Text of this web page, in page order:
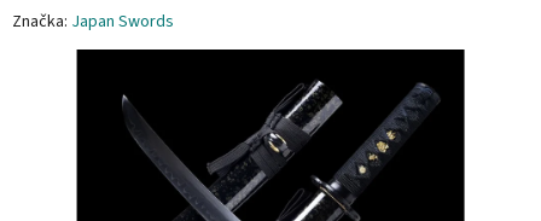
Značka: Japan Swords